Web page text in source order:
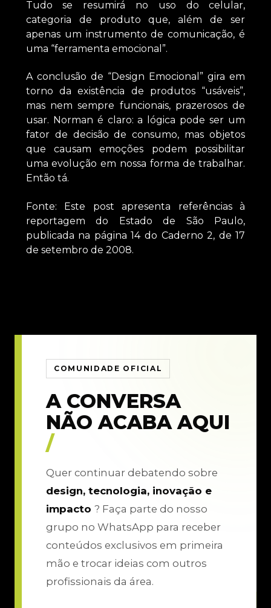
Tudo se resumirá no uso do celular,
categoria de produto que, além de ser
apenas um instrumento de comunicação, é
uma “ferramenta emocional”.
A conclusão de “Design Emocional” gira em
torno da existência de produtos “usáveis”,
mas nem sempre funcionais, prazerosos de
usar. Norman é claro: a lógica pode ser um
fator de decisão de consumo, mas objetos
que causam emoções podem possibilitar
uma evolução em nossa forma de trabalhar.
Então tá.
Fonte: Este post apresenta referências à
reportagem do Estado de São Paulo,
publicada na página 14 do Caderno 2, de 17
de setembro de 2008.
COMUNIDADE OFICIAL
A CONVERSA
NÃO ACABA AQUI
/
Quer continuar debatendo sobre
design, tecnologia, inovação e
impacto ? Faça parte do nosso
grupo no WhatsApp para receber
conteúdos exclusivos em primeira
mão e trocar ideias com outros
profissionais da área.